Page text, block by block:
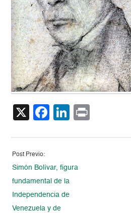
X Facebook
LinkedIn
Post Previo:
Simón Bolívar, figura
fundamental de la
Independencia de
Venezuela y de